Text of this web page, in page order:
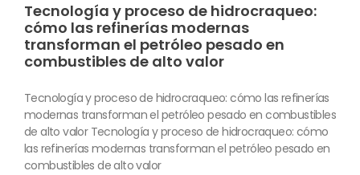
Tecnología y proceso de hidrocraqueo:
cómo las refinerías modernas
transforman el petróleo pesado en
combustibles de alto valor
Tecnología y proceso de hidrocraqueo: cómo las refinerías
modernas transforman el petróleo pesado en combustibles
de alto valor Tecnología y proceso de hidrocraqueo: cómo
las refinerías modernas transforman el petróleo pesado en
combustibles de alto valor